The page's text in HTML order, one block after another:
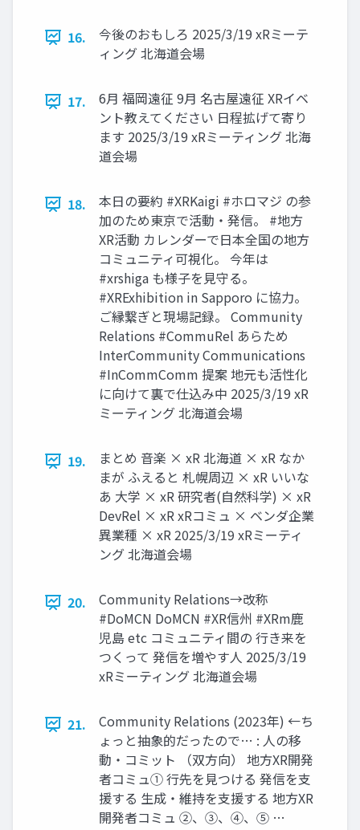
16.
今後のおもしろ 2025/3/19 xRミーテ
ィング 北海道会場
17.
6月 福岡遠征 9月 名古屋遠征 XRイベ
ント教えてください 日程拡げて寄り
ます 2025/3/19 xRミーティング 北海
道会場
18.
本日の要約 #XRKaigi #ホロマジ の参
加のため東京で活動・発信。 #地方
XR活動 カレンダーで日本全国の地方
コミュニティ可視化。 今年は
#xrshiga も様子を見守る。
#XRExhibition in Sapporo に協力。
ご縁繋ぎと現場記録。 Community
Relations #CommuRel あらため
InterCommunity Communications
#InCommComm 提案 地元も活性化
に向けて裏で仕込み中 2025/3/19 xR
ミーティング 北海道会場
19.
まとめ 音楽 × xR 北海道 × xR なか
まが ふえると 札幌周辺 × xR いいな
あ 大学 × xR 研究者(自然科学) × xR
DevRel × xR xRコミュ × ベンダ企業
異業種 × xR 2025/3/19 xRミーティ
ング 北海道会場
20.
Community Relations→改称
#DoMCN DoMCN #XR信州 #XRm鹿
児島 etc コミュニティ間の 行き来を
つくって 発信を増やす人 2025/3/19
xRミーティング 北海道会場
21.
Community Relations (2023年) ←ち
ょっと抽象的だったので… : 人の移
動・コミット （双方向） 地方XR開発
者コミュ① 行先を見つける 発信を支
援する 生成・維持を支援する 地方XR
開発者コミュ ②、③、④、⑤ …